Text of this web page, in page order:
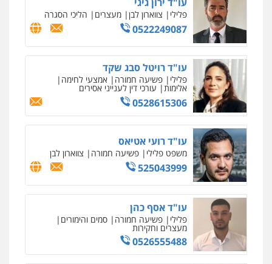
פלילי פשיעה חמורה ארגוני פשע עבירות
המתה עבירות מין
0509930581
עו"ד יפעת שוורץ סיל
פלילי תעבורה
0523379525
עו"ד אליה חן ברק
פלילי פשיעה חמורה ליווי וייצוג בחקירות
ומעצרים אסירים נוער
0525914163
עו"ד שאדי נאטור
פלילי פשיעה חמורה מעצרים וחקירות
0509230800